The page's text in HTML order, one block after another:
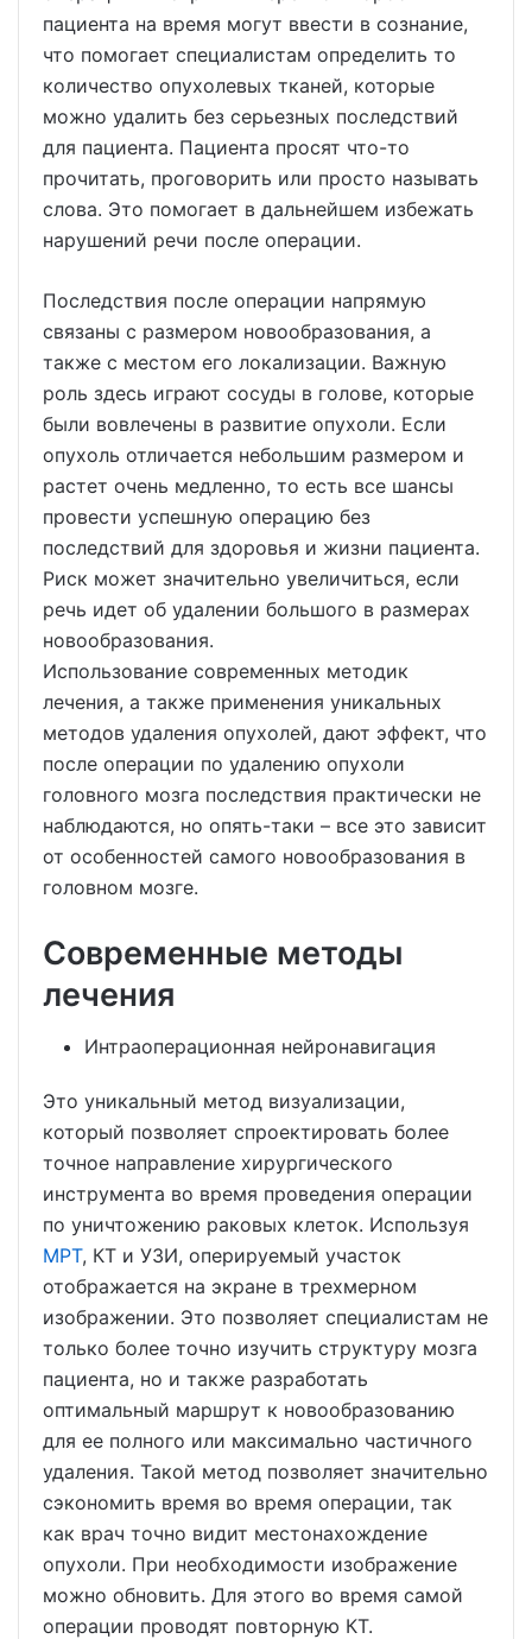
пациента на время могут ввести в сознание,
что помогает специалистам определить то
количество опухолевых тканей, которые
можно удалить без серьезных последствий
для пациента. Пациента просят что-то
прочитать, проговорить или просто называть
слова. Это помогает в дальнейшем избежать
нарушений речи после операции.
Последствия после операции напрямую
связаны с размером новообразования, а
также с местом его локализации. Важную
роль здесь играют сосуды в голове, которые
были вовлечены в развитие опухоли. Если
опухоль отличается небольшим размером и
растет очень медленно, то есть все шансы
провести успешную операцию без
последствий для здоровья и жизни пациента.
Риск может значительно увеличиться, если
речь идет об удалении большого в размерах
новообразования.
Использование современных методик
лечения, а также применения уникальных
методов удаления опухолей, дают эффект, что
после операции по удалению опухоли
головного мозга последствия практически не
наблюдаются, но опять-таки – все это зависит
от особенностей самого новообразования в
головном мозге.
Современные методы
лечения
Интраоперационная нейронавигация
Это уникальный метод визуализации,
который позволяет спроектировать более
точное направление хирургического
инструмента во время проведения операции
по уничтожению раковых клеток. Используя
МРТ, КТ и УЗИ, оперируемый участок
отображается на экране в трехмерном
изображении. Это позволяет специалистам не
только более точно изучить структуру мозга
пациента, но и также разработать
оптимальный маршрут к новообразованию
для ее полного или максимально частичного
удаления. Такой метод позволяет значительно
сэкономить время во время операции, так
как врач точно видит местонахождение
опухоли. При необходимости изображение
можно обновить. Для этого во время самой
операции проводят повторную КТ.